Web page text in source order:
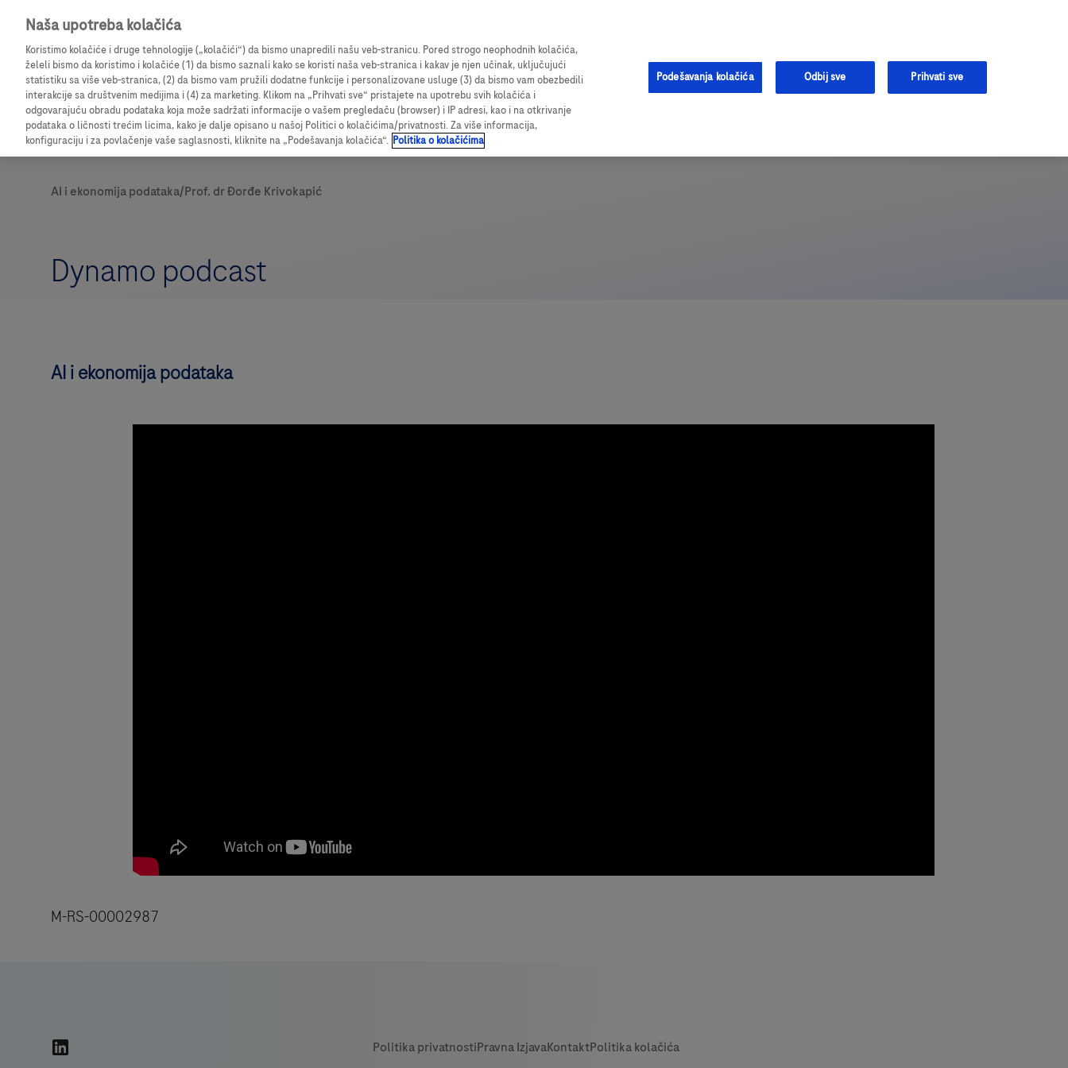
Prijavite se da biste pristupili detaljnim informacijama o proizvodu, vrednim resursima i sveobuhvatnim podacima o ispitivanju
Podrška
Dynamo podcast
AI i ekonomija podataka
M-RS-00002987
Naša upotreba kolačića
Koristimo kolačiće i druge tehnologije („kolačići“) da bismo unapredili našu veb-stranicu. Pored strogo neophodnih kolačića,
želeli bismo da koristimo i kolačiće (1) da bismo saznali kako se koristi naša veb-stranica i kakav je njen učinak, uključujući
statistiku sa više veb-stranica, (2) da bismo vam pružili dodatne funkcije i personalizovane usluge (3) da bismo vam obezbedili
interakcije sa društvenim medijima i (4) za marketing. Klikom na „Prihvati sve“ pristajete na upotrebu svih kolačića i
odgovarajuću obradu podataka koja može sadržati informacije o vašem pregledaču (browser) i IP adresi, kao i na otkrivanje
podataka o ličnosti trećim licima, kako je dalje opisano u našoj Politici o kolačićima/privatnosti. Za više informacija,
konfiguraciju i za povlačenje vaše saglasnosti, kliknite na „Podešavanja kolačića“. Politika o kolačićima
Podešavanja kolačića Odbij sve Prihvati sve